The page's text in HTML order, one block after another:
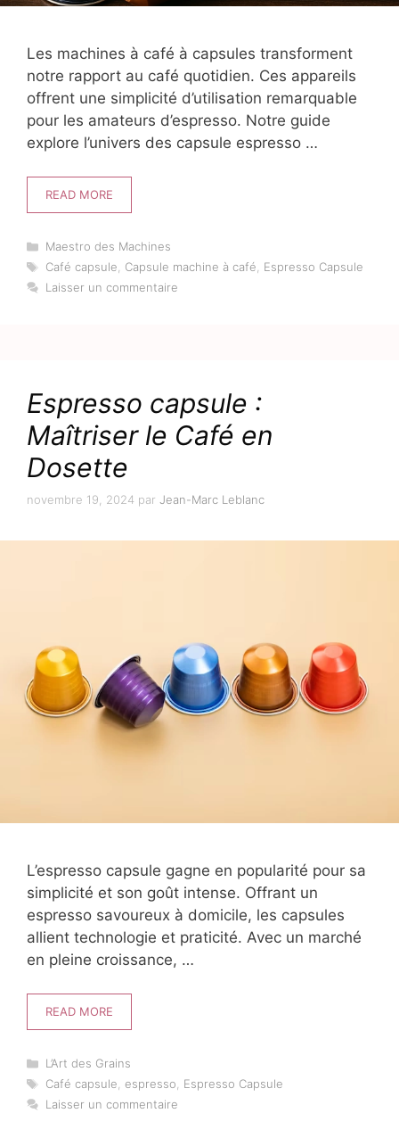
Les machines à café à capsules transforment
notre rapport au café quotidien. Ces appareils
offrent une simplicité d’utilisation remarquable
pour les amateurs d’espresso. Notre guide
explore l’univers des capsule espresso …
READ MORE
Catégories
Maestro des Machines
Étiquettes
Café capsule, Capsule machine à café, Espresso Capsule
Laisser un commentaire
Espresso capsule :
Maîtriser le Café en
Dosette
novembre 19, 2024 par Jean-Marc Leblanc
L’espresso capsule gagne en popularité pour sa
simplicité et son goût intense. Offrant un
espresso savoureux à domicile, les capsules
allient technologie et praticité. Avec un marché
en pleine croissance, …
READ MORE
Catégories
L’Art des Grains
Étiquettes
Café capsule, espresso, Espresso Capsule
Laisser un commentaire